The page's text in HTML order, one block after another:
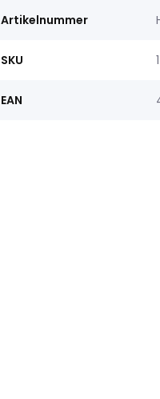
Artikelnummer
SKU
EAN